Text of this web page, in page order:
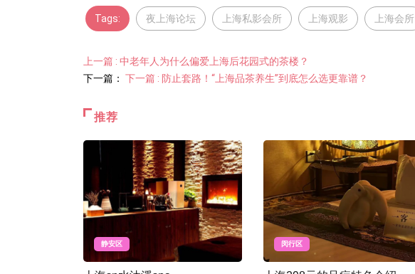
Tags: 夜上海论坛 上海私影会所 上海观影 上海会所
上一篇 : 中老年人为什么偏爱上海后花园式的茶楼？
下一篇： 下一篇 : 防止套路！“上海品茶养生”到底怎么选更靠谱？
推荐
静安区 闵行区